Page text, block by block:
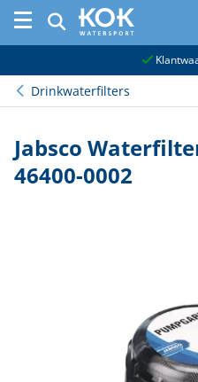
Drinkwaterfilters
Jabsco
46400-0002